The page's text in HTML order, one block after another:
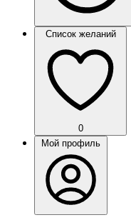
Список желаний
0
Мой профиль